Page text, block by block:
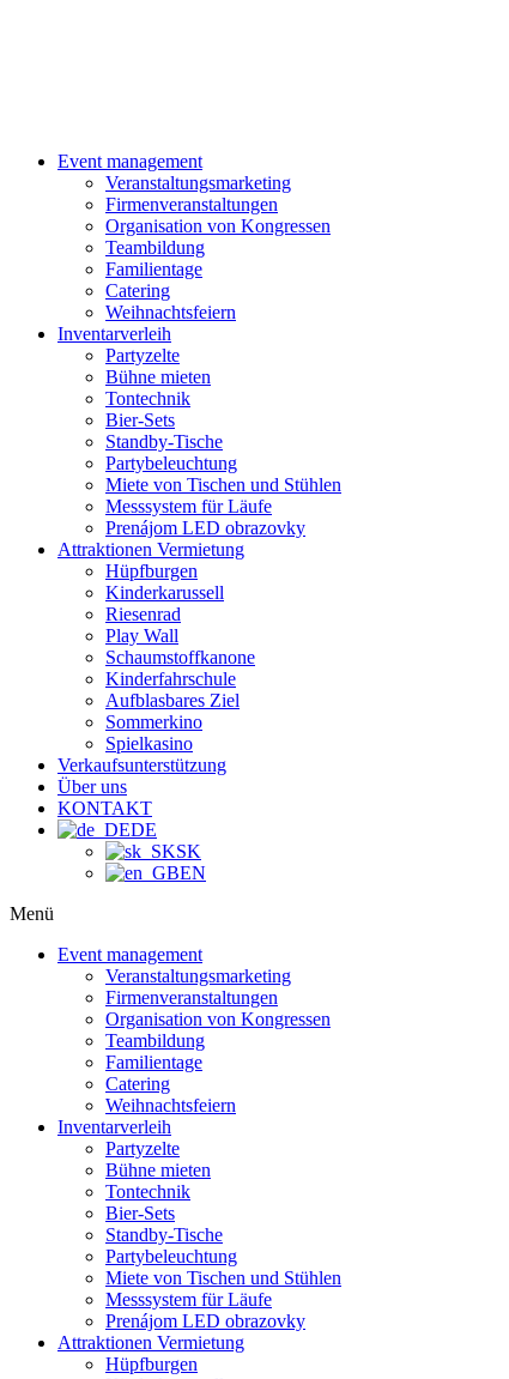
Event management
Veranstaltungsmarketing
Firmenveranstaltungen
Organisation von Kongressen
Teambildung
Familientage
Catering
Weihnachtsfeiern
Inventarverleih
Partyzelte
Bühne mieten
Tontechnik
Bier-Sets
Standby-Tische
Partybeleuchtung
Miete von Tischen und Stühlen
Messsystem für Läufe
Prenájom LED obrazovky
Attraktionen Vermietung
Hüpfburgen
Kinderkarussell
Riesenrad
Play Wall
Schaumstoffkanone
Kinderfahrschule
Aufblasbares Ziel
Sommerkino
Spielkasino
Verkaufsunterstützung
Über uns
KONTAKT
DE
SK
EN
Menü
Event management
Veranstaltungsmarketing
Firmenveranstaltungen
Organisation von Kongressen
Teambildung
Familientage
Catering
Weihnachtsfeiern
Inventarverleih
Partyzelte
Bühne mieten
Tontechnik
Bier-Sets
Standby-Tische
Partybeleuchtung
Miete von Tischen und Stühlen
Messsystem für Läufe
Prenájom LED obrazovky
Attraktionen Vermietung
Hüpfburgen